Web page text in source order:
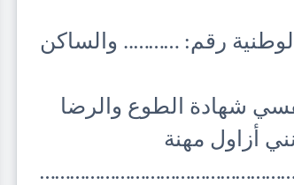
رقم: ……….. والساكن
شهادة الطوع والرضا
أزاول مهنة